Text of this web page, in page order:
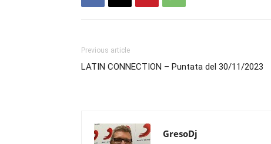
Previous article
LATIN CONNECTION – Puntata del 30/11/2023
GresoDj